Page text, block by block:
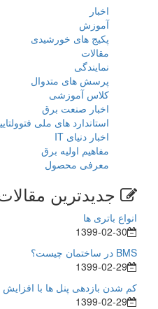
اخبار
آموزش
پکیج های خورشیدی
مقالات
نمایندگی
پرسش های متدوال
کلاس آموزشی
اخبار صنعت برق
استاندارد های ملی
اخبار دنیای IT
مفاهیم اولیه برق
معرفی محصول
جدیدترین
انواع باتری ها
1399-02-30
BMS در ساختمان چیست؟
1399-02-29
کم شدن بازدهی پنل ها با افزایش
1399-02-29